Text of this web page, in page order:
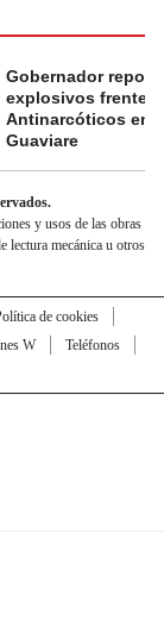
Gobernador
explosivos frente a
Antinarcóticos en
Guaviare
y usos de las obras
lectura mecánica u otros
de cookies
W
Teléfonos